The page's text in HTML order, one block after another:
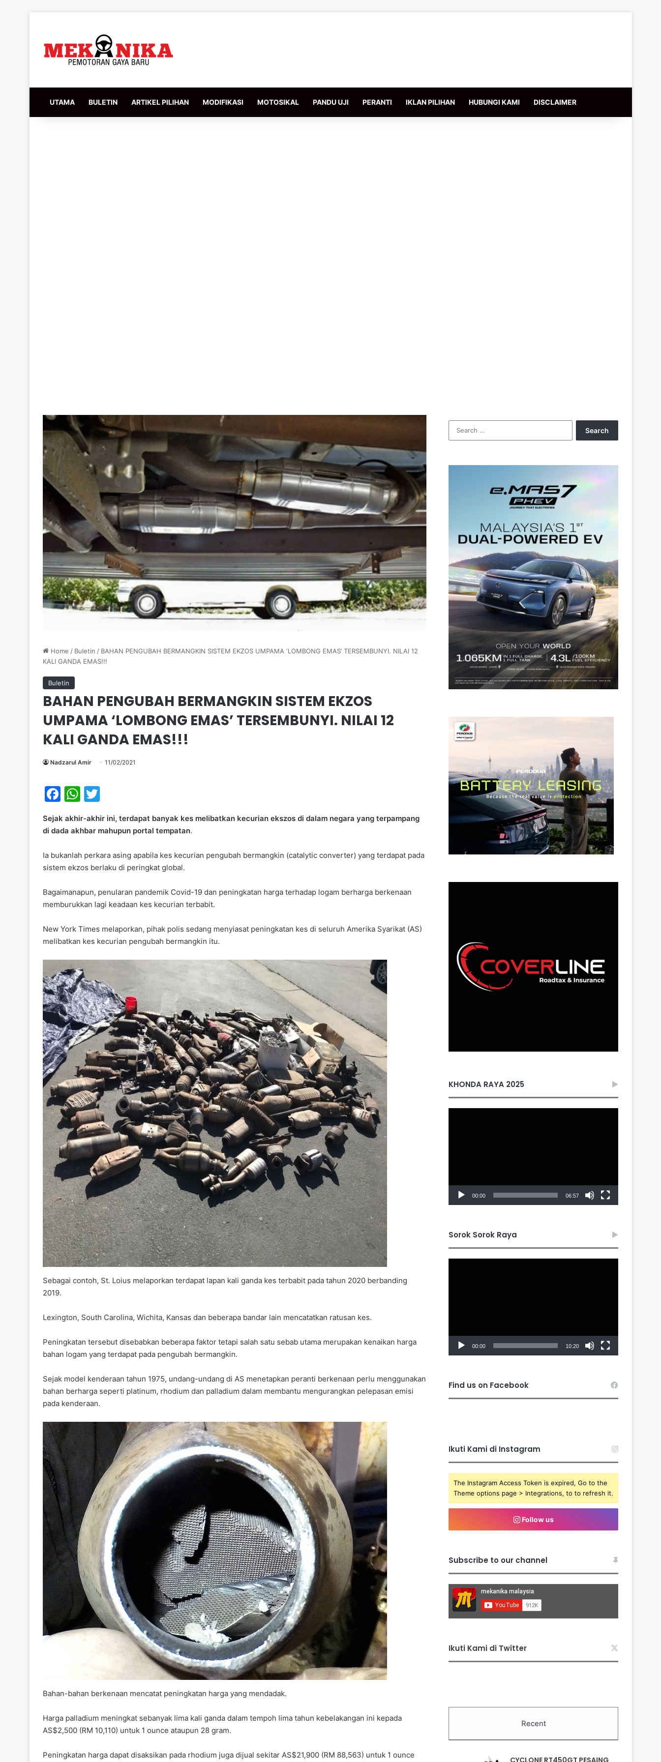
UTAMA BULETIN ARTIKEL PILIHAN MODIFIKASI MOTOSIKAL PANDU UJI PERANTI IKLAN PILIHAN HUBUNGI KAMI DISCLAIMER
Home / Buletin / BAHAN PENGUBAH BERMANGKIN SISTEM EKZOS UMPAMA ‘LOMBONG EMAS’ TERSEMBUNYI. NILAI 12
KALI GANDA EMAS!!!
Buletin
BAHAN PENGUBAH BERMANGKIN SISTEM EKZOS
UMPAMA ‘LOMBONG EMAS’ TERSEMBUNYI. NILAI 12
KALI GANDA EMAS!!!
Nadzarul Amir 11/02/2021
F
c
b
o
o
k
W
at
A
p
p
itt
Sejak akhir-akhir ini, terdapat banyak kes melibatkan kecurian ekszos di dalam negara yang terpampang
di dada akhbar mahupun portal tempatan.
Ia bukanlah perkara asing apabila kes kecurian pengubah bermangkin (catalytic converter) yang terdapat pada
sistem ekzos berlaku di peringkat global.
Bagaimanapun, penularan pandemik Covid-19 dan peningkatan harga terhadap logam berharga berkenaan
memburukkan lagi keadaan kes kecurian terbabit.
New York Times melaporkan, pihak polis sedang menyiasat peningkatan kes di seluruh Amerika Syarikat (AS)
melibatkan kes kecurian pengubah bermangkin itu.
Sebagai contoh, St. Loius melaporkan terdapat lapan kali ganda kes terbabit pada tahun 2020 berbanding
2019.
Lexington, South Carolina, Wichita, Kansas dan beberapa bandar lain mencatatkan ratusan kes.
Peningkatan tersebut disebabkan beberapa faktor tetapi salah satu sebab utama merupakan kenaikan harga
bahan logam yang terdapat pada pengubah bermangkin.
Sejak model kenderaan tahun 1975, undang-undang di AS menetapkan peranti berkenaan perlu menggunakan
bahan berharga seperti platinum, rhodium dan palladium dalam membantu mengurangkan pelepasan emisi
pada kenderaan.
Bahan-bahan berkenaan mencatat peningkatan harga yang mendadak.
Harga palladium meningkat sebanyak lima kali ganda dalam tempoh lima tahun kebelakangan ini kepada
AS$2,500 (RM 10,110) untuk 1 ounce ataupun 28 gram.
Peningkatan harga dapat disaksikan pada rhodium juga dijual sekitar AS$21,900 (RM 88,563) untuk 1 ounce
KHONDA RAYA 2025
00:00 06:57
Sorok Sorok Raya
00:00 10:20
Find us on Facebook
Ikuti Kami di Instagram
The Instagram Access Token is expired, Go to the
Theme options page > Integrations, to to refresh it.
Follow us
Subscribe to our channel
Ikuti Kami di Twitter
Recent
CYCLONE RT450GT PESAING